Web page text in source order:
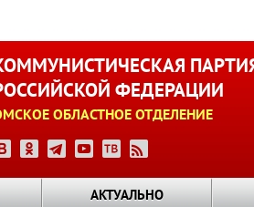
ФЕДЕРАЦИИ
ОБЛАСТНОЕ ОТДЕЛЕНИЕ
АКТУАЛЬНО